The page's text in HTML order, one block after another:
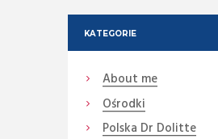
KATEGORIE
About me
Ośrodki
Polska Dr Dolitte